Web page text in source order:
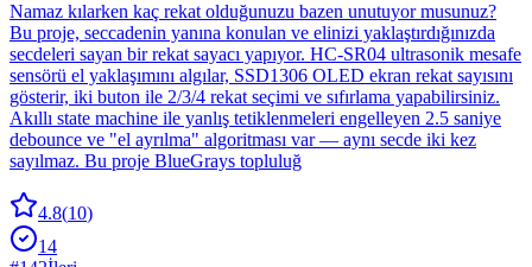
Namaz kılarken kaç rekat olduğunuzu bazen unutuyor musunuz?
Bu proje, seccadenin yanına konulan ve elinizi yaklaştırdığınızda
secdeleri sayan bir rekat sayacı yapıyor. HC-SR04 ultrasonik mesafe
sensörü el yaklaşımını algılar, SSD1306 OLED ekran rekat sayısını
gösterir, iki buton ile 2/3/4 rekat seçimi ve sıfırlama yapabilirsiniz.
Akıllı state machine ile yanlış tetiklenmeleri engelleyen 2.5 saniye
debounce ve "el ayrılma" algoritması var — aynı secde iki kez
sayılmaz. Bu proje BlueGrays topluluğ
4.8(10)
14